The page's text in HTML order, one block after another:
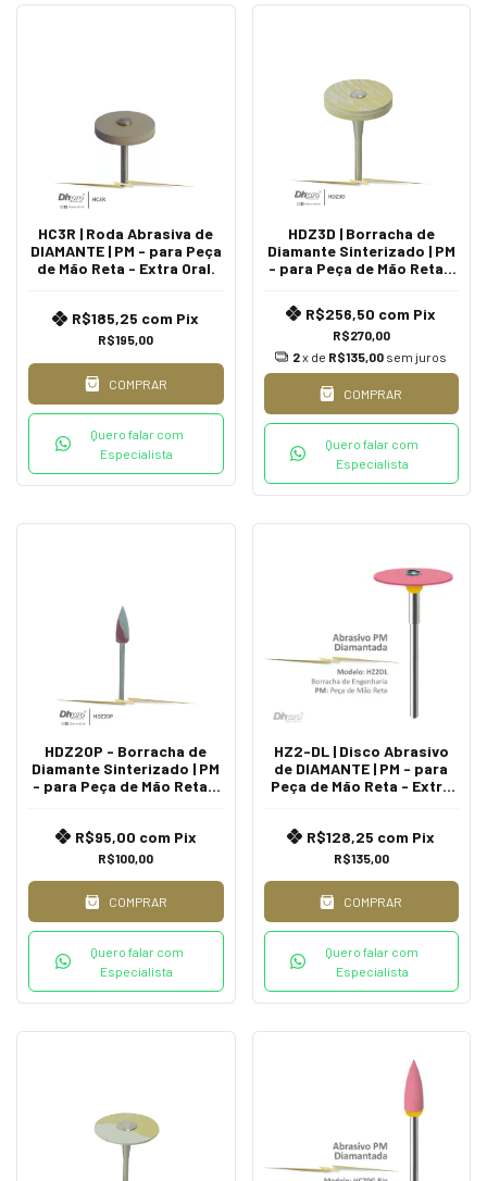
HC3R | Roda Abrasiva de
DIAMANTE | PM - para Peça
de Mão Reta - Extra Oral.
R$195,00
R$185,25 com Pix
COMPRAR
Quero falar com
Especialista
HDZ3D | Borracha de
Diamante Sinterizado | PM
- para Peça de Mão Reta -
R$270,00
R$256,50 com Pix
2x de R$135,00 sem juros
COMPRAR
Quero falar com
Especialista
HDZ20P - Borracha de
Diamante Sinterizado | PM
- para Peça de Mão Reta -
R$100,00
R$95,00 com Pix
COMPRAR
Quero falar com
Especialista
HZ2-DL | Disco Abrasivo
de DIAMANTE | PM - para
Peça de Mão Reta - Extra
R$135,00
R$128,25 com Pix
COMPRAR
Quero falar com
Especialista